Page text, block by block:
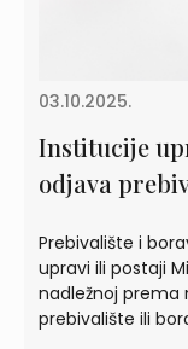
03.10.2025.
Institucije
odjava
Prebivalište i
upravi ili postaji
nadležnoj prema
prebivalište ili